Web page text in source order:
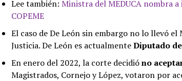
Lee también: Ministra del MEDUCA nombra
COPEME
El caso de De León sin embargo no lo llevó
Justicia. De León es actualmenteDiputado
En enero del 2022, la corte decidióno
Magistrados, Cornejo y López, votaron por